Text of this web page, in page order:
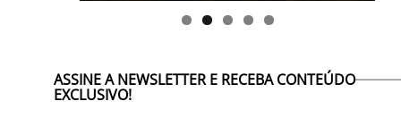
ASSINE A NEWSLETTER E RECEBA CONTEÚDO
EXCLUSIVO!